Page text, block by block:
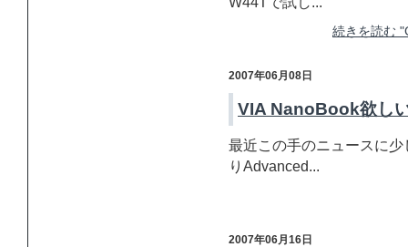
続きを読む
2007年06月08日
VIA NanoBook欲し
最近この手のニュースに
りAdvanced...
2007年06月16日